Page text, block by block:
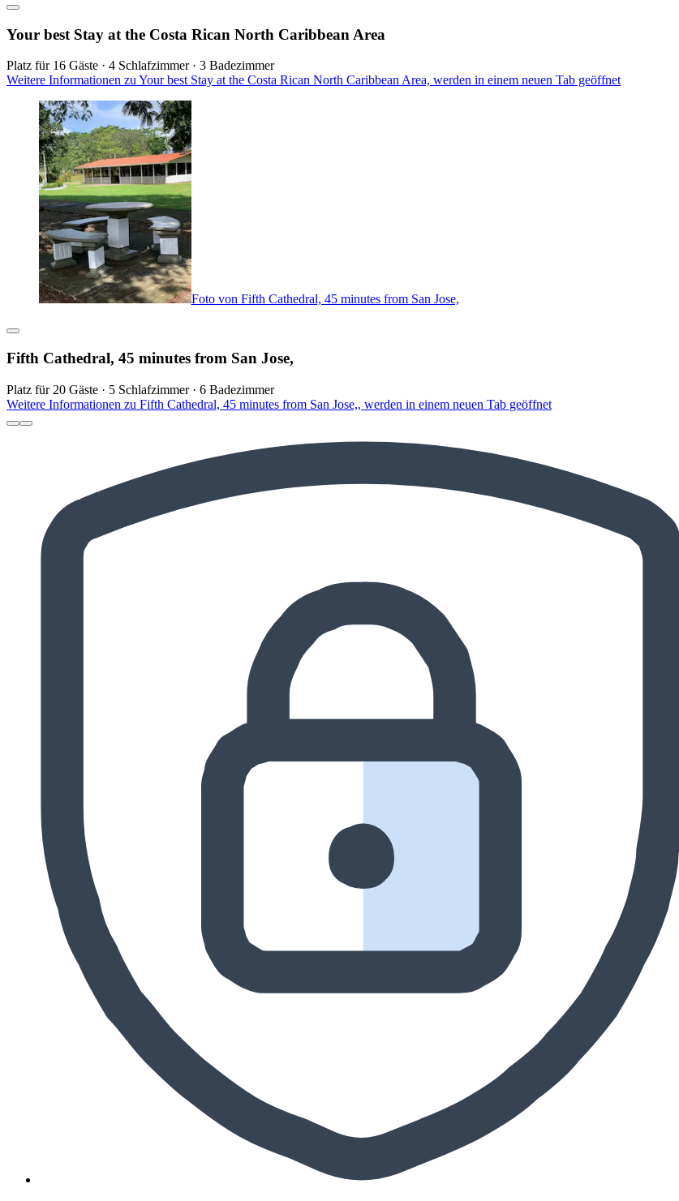
Your best Stay at the Costa Rican North Caribbean Area
Platz für 16 Gäste · 4 Schlafzimmer · 3 Badezimmer
Weitere Informationen zu Your best Stay at the Costa Rican North Caribbean Area, werden in einem neuen Tab geöffnet
Foto von Fifth Cathedral, 45 minutes from San Jose,
Fifth Cathedral, 45 minutes from San Jose,
Platz für 20 Gäste · 5 Schlafzimmer · 6 Badezimmer
Weitere Informationen zu Fifth Cathedral, 45 minutes from San Jose,, werden in einem neuen Tab geöffnet